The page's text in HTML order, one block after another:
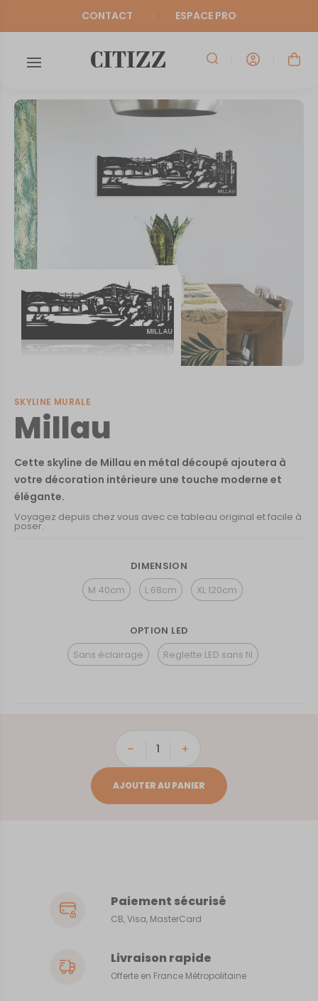
CONTACT ESPACE PRO
SKYLINE MURALE
Millau
Cette skyline de Millau en métal découpé ajoutera à
votre décoration intérieure une touche moderne et
élégante.
Voyagez depuis chez vous avec ce tableau original et facile à
poser.
DIMENSION
M 40cm
L 68cm XL 120cm
OPTION LED
Sans éclairage
Reglette LED sans fil
quantité
Millau
AJOUTER AU PANIER
Paiement sécurisé
CB, Visa, MasterCard
Livraison rapide
Offerte en France Métropolitaine